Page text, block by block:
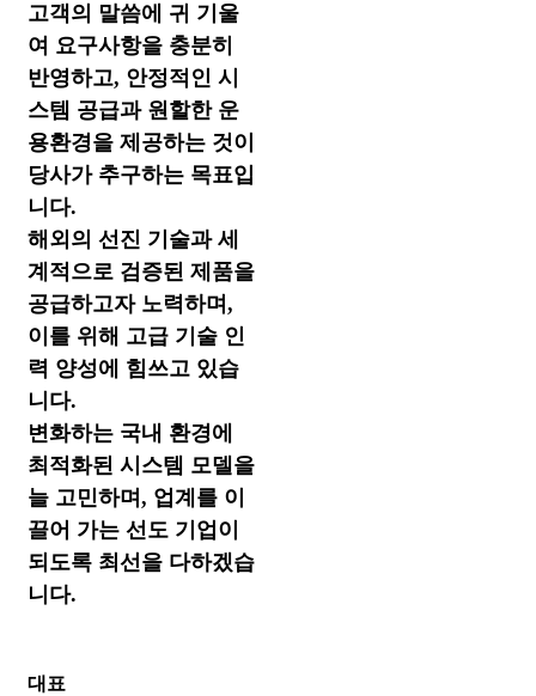
고객의 말씀에 귀 기울
여 요구사항을 충분히
반영하고, 안정적인 시
스템 공급과 원할한 운
용환경을 제공하는 것이
당사가 추구하는 목표입
니다.
해외의 선진 기술과 세
계적으로 검증된 제품을
공급하고자 노력하며,
이를 위해 고급 기술 인
력 양성에 힘쓰고 있습
니다.
변화하는 국내 환경에
최적화된 시스템 모델을
늘 고민하며, 업계를 이
끌어 가는 선도 기업이
되도록 최선을 다하겠습
니다.
대표